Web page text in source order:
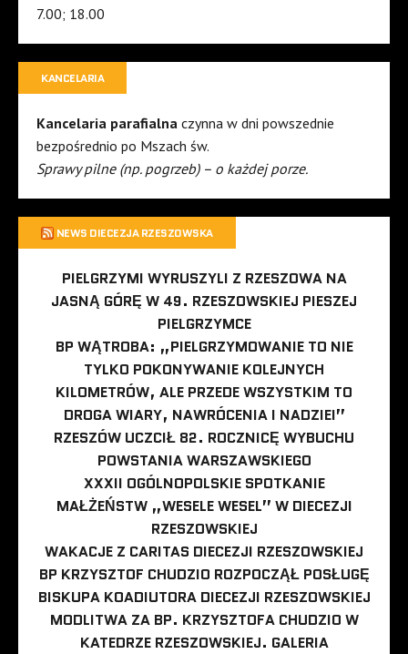
7.00; 18.00
KANCELARIA
Kancelaria parafialna czynna w dni powszednie
bezpośrednio po Mszach św.
Sprawy pilne (np. pogrzeb) – o każdej porze.
NEWS DIECEZJA RZESZOWSKA
PIELGRZYMI WYRUSZYLI Z RZESZOWA NA
JASNĄ GÓRĘ W 49. RZESZOWSKIEJ PIESZEJ
PIELGRZYMCE
BP WĄTROBA: „PIELGRZYMOWANIE TO NIE
TYLKO POKONYWANIE KOLEJNYCH
KILOMETRÓW, ALE PRZEDE WSZYSTKIM TO
DROGA WIARY, NAWRÓCENIA I NADZIEI”
RZESZÓW UCZCIŁ 82. ROCZNICĘ WYBUCHU
POWSTANIA WARSZAWSKIEGO
XXXII OGÓLNOPOLSKIE SPOTKANIE
MAŁŻEŃSTW „WESELE WESEL” W DIECEZJI
RZESZOWSKIEJ
WAKACJE Z CARITAS DIECEZJI RZESZOWSKIEJ
BP KRZYSZTOF CHUDZIO ROZPOCZĄŁ POSŁUGĘ
BISKUPA KOADIUTORA DIECEZJI RZESZOWSKIEJ
MODLITWA ZA BP. KRZYSZTOFA CHUDZIO W
KATEDRZE RZESZOWSKIEJ. GALERIA